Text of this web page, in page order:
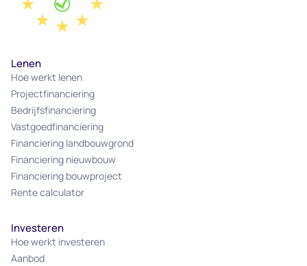
Lenen
Hoe werkt lenen
Projectfinanciering
Bedrijfsfinanciering
Vastgoedfinanciering
Financiering landbouwgrond
Financiering nieuwbouw
Financiering bouwproject
Rente calculator
Investeren
Hoe werkt investeren
Aanbod